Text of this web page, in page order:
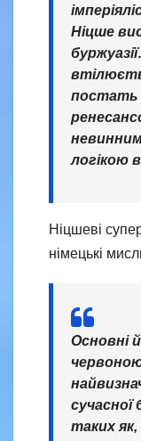
Ніцше
постать
логікою
Ніцшеві
німецькі
Основні
сучасної
таких